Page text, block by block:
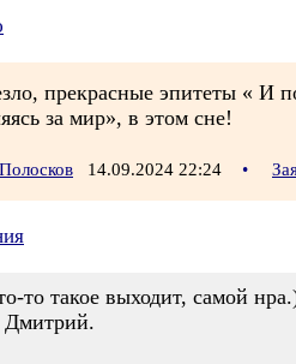
прекрасные эпитеты « И
за мир», в этом сне!
14.09.2024 22:24 •
то такое выходит, самой
Дмитрий.